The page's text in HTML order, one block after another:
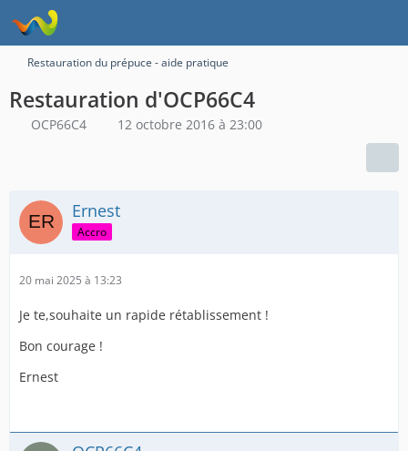
Restauration du prépuce - aide pratique
Restauration d'OCP66C4
OCP66C4 12 octobre 2016 à 23:00
Ernest
Accro
20 mai 2025 à 13:23
Je te,souhaite un rapide rétablissement !
Bon courage !
Ernest